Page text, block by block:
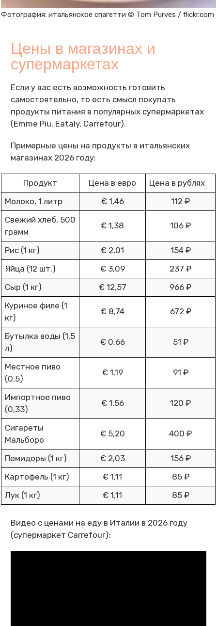
Фотография: итальянское спагетти © Tom Purves / flickr.com
Цены в магазинах и
супермаркетах
Если у вас есть возможность готовить
самостоятельно, то есть смысл покупать
продукты питания в популярных супермаркетах
(Emme Piu, Eataly, Carrefour).
Примерные цены на продукты в итальянских
магазинах 2026 году:
Продукт Цена в евро
Цена в рублях
Молоко, 1 литр
€ 1,46
112 ₽
Свежий хлеб, 500
грамм
€ 1,38 106 ₽
Рис (1 кг) € 2,01
154 ₽
Яйца (12 шт.)
€ 3,09
237 ₽
Сыр (1 кг)
€ 12,57
966 ₽
Куриное филе (1
кг)
€ 8,74 672 ₽
Бутылка воды (1,5
л)
€ 0,66 51 ₽
Местное пиво
(0,5)
€ 1,19 91 ₽
Импортное пиво
(0,33)
€ 1,56 120 ₽
Сигареты
Мальборо
€ 5,20 400 ₽
Помидоры (1 кг) € 2,03
156 ₽
Картофель (1 кг)
€ 1,11
85 ₽
Лук (1 кг)
€ 1,11 85 ₽
Видео с ценами на еду в Италии в 2026 году
(супермаркет Carrefour):